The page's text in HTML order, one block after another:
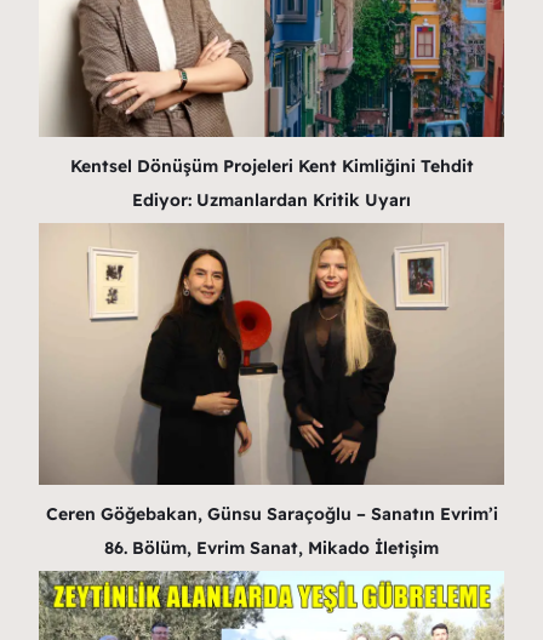
Kentsel Dönüşüm Projeleri Kent Kimliğini Tehdit
Ediyor: Uzmanlardan Kritik Uyarı
Ceren Göğebakan, Günsu Saraçoğlu – Sanatın Evrim’i
86. Bölüm, Evrim Sanat, Mikado İletişim